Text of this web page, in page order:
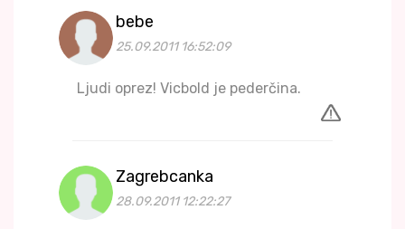
bebe
25.09.2011 16:52:09
Ljudi oprez! Vicbold je pederčina.
Zagrebcanka
28.09.2011 12:22:27